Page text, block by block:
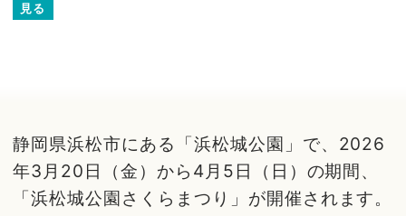
見る
静岡県浜松市にある「浜松城公園」で、2026
年3月20日（金）から4月5日（日）の期間、
「浜松城公園さくらまつり」が開催されます。